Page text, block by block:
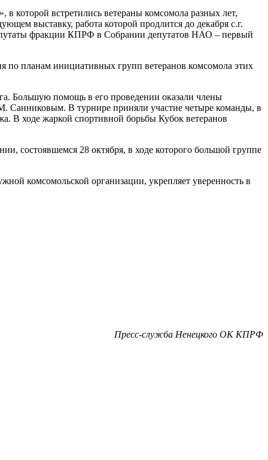
которой встретились ветераны комсомола разных лет,
выставку, работа которой продлится до декабря с.г.
фракции КПРФ в Собрании депутатов НАО – первый
по планам инициативных групп ветеранов комсомола этих
Большую помощь в его проведении оказали члены
В турнире приняли участие четыре команды, в
В ходе жаркой спортивной борьбы Кубок ветеранов
состоявшемся 28 октября, в ходе которого большой группе
комсомольской организации, укрепляет уверенность в
Пресс-служба Ненецкого ОК КПРФ